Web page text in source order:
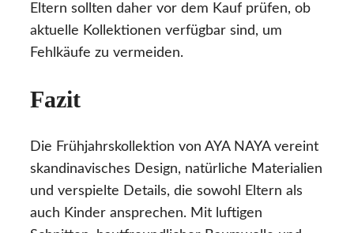
Eltern sollten daher vor dem Kauf prüfen, ob
aktuelle Kollektionen verfügbar sind, um
Fehlkäufe zu vermeiden.
Fazit
Die Frühjahrskollektion von AYA NAYA vereint
skandinavisches Design, natürliche Materialien
und verspielte Details, die sowohl Eltern als
auch Kinder ansprechen. Mit luftigen